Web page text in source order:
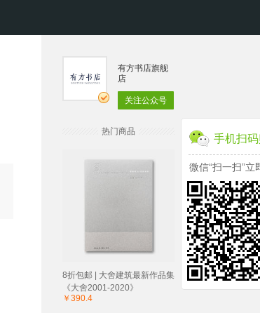
有方书店旗舰
店
关注公众号
热门商品
8折包邮 | 大舍建筑最新作品集
《大舍2001-2020》
￥390.4
手机扫
微信“扫一扫”立